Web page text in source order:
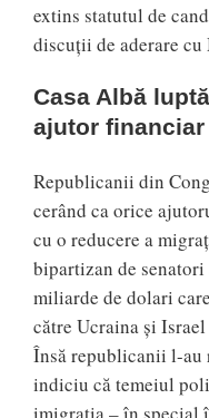
extins statutul de
discuții de aderare
Casa Albă
ajutor financiar
Republicanii din
cerând ca orice
cu o reducere a
bipartizan de
miliarde de dolari
către Ucraina și
Însă republicanii l-au
indiciu că temeiul
imigrația – în special